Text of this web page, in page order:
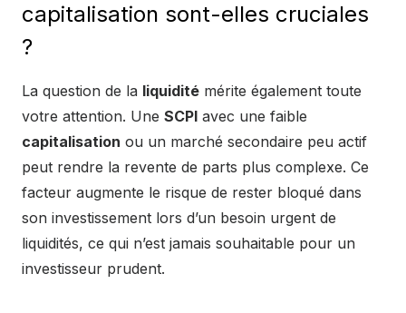
capitalisation sont-elles cruciales
?
La question de la liquidité mérite également toute
votre attention. Une SCPI avec une faible
capitalisation ou un marché secondaire peu actif
peut rendre la revente de parts plus complexe. Ce
facteur augmente le risque de rester bloqué dans
son investissement lors d’un besoin urgent de
liquidités, ce qui n’est jamais souhaitable pour un
investisseur prudent.